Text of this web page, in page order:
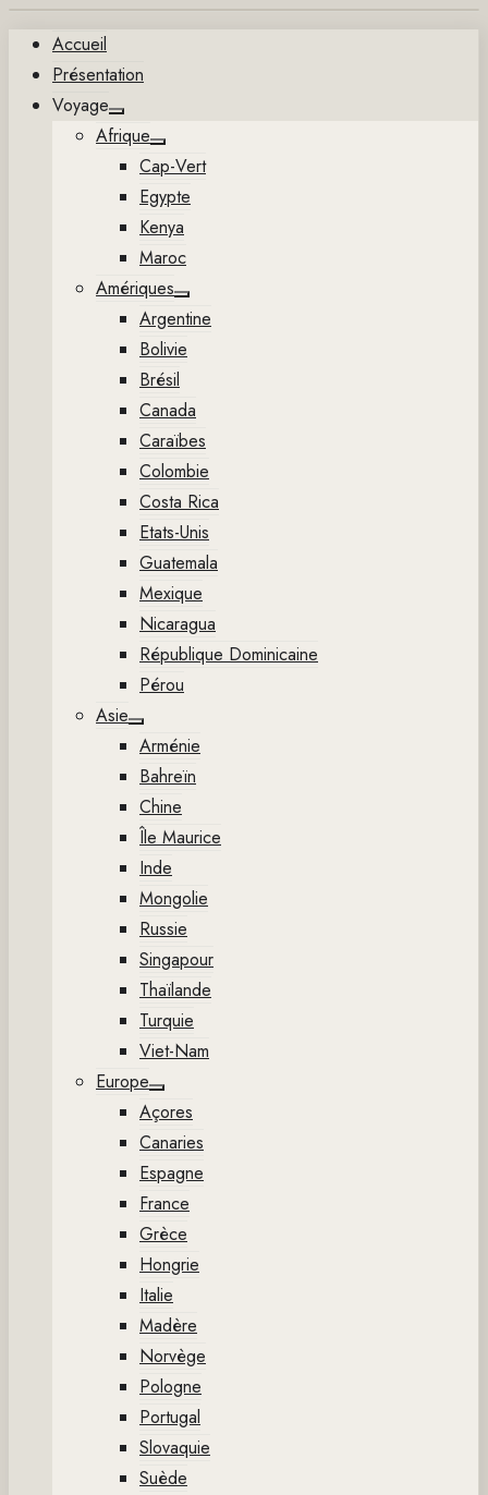
contenu
Accueil
Présentation
Voyage
Show
sub
menu
Afrique
Show
sub
menu
Cap-Vert
Egypte
Kenya
Maroc
Amériques
Show
sub
menu
Argentine
Bolivie
Brésil
Canada
Caraïbes
Colombie
Costa Rica
Etats-Unis
Guatemala
Mexique
Nicaragua
République Dominicaine
Pérou
Asie
Show
sub
menu
Arménie
Bahreïn
Chine
Île Maurice
Inde
Mongolie
Russie
Singapour
Thaïlande
Turquie
Viet-Nam
Europe
Show
sub
menu
Açores
Canaries
Espagne
France
Grèce
Hongrie
Italie
Madère
Norvège
Pologne
Portugal
Slovaquie
Suède